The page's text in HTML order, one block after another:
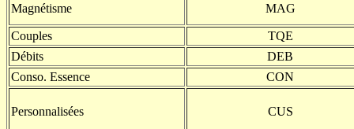
Magnétisme MAG
Couples
TQE
Débits
DEB
Conso. Essence
CON
Personnalisées CUS